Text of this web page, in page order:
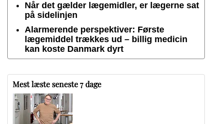
Når det gælder lægemidler, er lægerne sat
på sidelinjen
Alarmerende perspektiver: Første
lægemiddel trækkes ud – billig medicin
kan koste Danmark dyrt
Mest læste seneste 7 dage